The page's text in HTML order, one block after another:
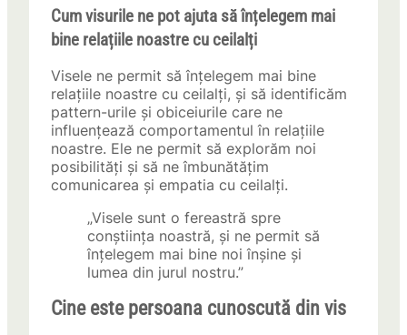
Cum visurile ne pot ajuta să înțelegem mai
bine relațiile noastre cu ceilalți
Visele ne permit să înțelegem mai bine
relațiile noastre cu ceilalți, și să identificăm
pattern-urile și obiceiurile care ne
influențează comportamentul în relațiile
noastre. Ele ne permit să explorăm noi
posibilități și să ne îmbunătățim
comunicarea și empatia cu ceilalți.
„Visele sunt o fereastră spre
conștiința noastră, și ne permit să
înțelegem mai bine noi înșine și
lumea din jurul nostru.”
Cine este persoana cunoscută din vis